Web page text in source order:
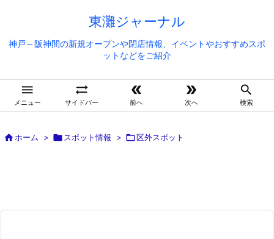
東灘ジャーナル
神戸～阪神間の新規オープンや閉店情報、イベントやおすすめスポ
ットなどをご紹介

メニュー

サイドバー

前へ

次へ

検索
ホーム >  スポット情報 > 区外スポット